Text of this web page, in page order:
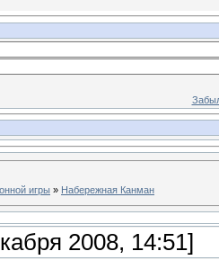
игры » Набережная Канман
2008, 14:51]